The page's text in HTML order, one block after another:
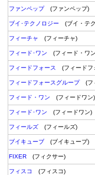
ファンペップ(ファンペップ)
ブイ･テクノロジー (ブイ・テ
フィーチャ (フィーチャ)
フィード･ワン (フィード・ワ
フィードフォース (フィードフ
フィードフォースグループ(フ
フィード・ワン (フィードワン)
フィード･ワン (フィードワン)
フィールズ (フィールズ)
ブイキューブ (ブイキューブ)
FIXER (フィクサー)
フィスコ (フィスコ)